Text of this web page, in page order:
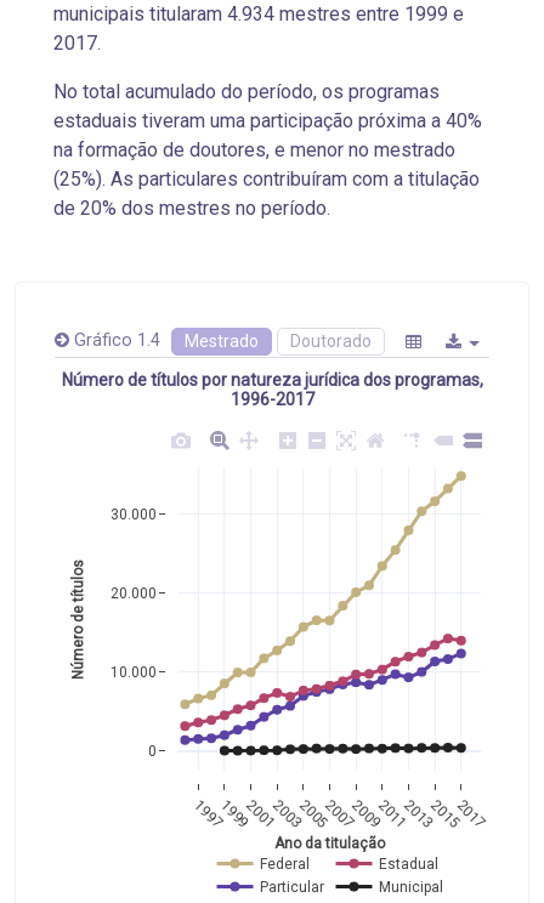
municipais titularam 4.934 mestres entre 1999 e
2017.
No total acumulado do período, os programas
estaduais tiveram uma participação próxima a 40%
na formação de doutores, e menor no mestrado
(25%). As particulares contribuíram com a titulação
de 20% dos mestres no período.
Gráfico 1.4 Mestrado Doutorado
Número de títulos por natureza jurídica dos programas,
1996-2017
19971999200120032005200720092011201320152017
0
10.000
20.000
30.000
Federal
Estadual
Particular
Municipal
Ano da titulação
Número de títulos